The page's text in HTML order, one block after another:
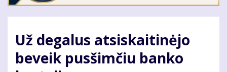
Už degalus atsiskaitinėjo
beveik pusšimčiu banko